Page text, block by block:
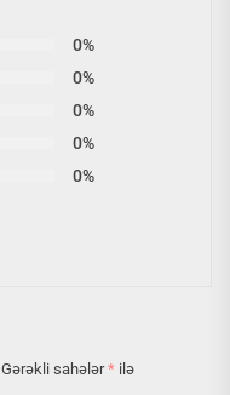
0%
0%
0%
0%
0%
Gərəkli sahələr* ilə